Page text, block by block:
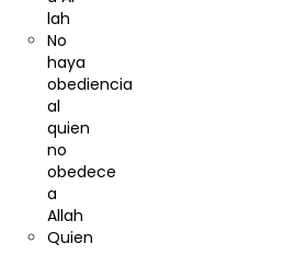
lah
No
haya
obediencia
al
quien
no
obedece
a
Allah
Quien